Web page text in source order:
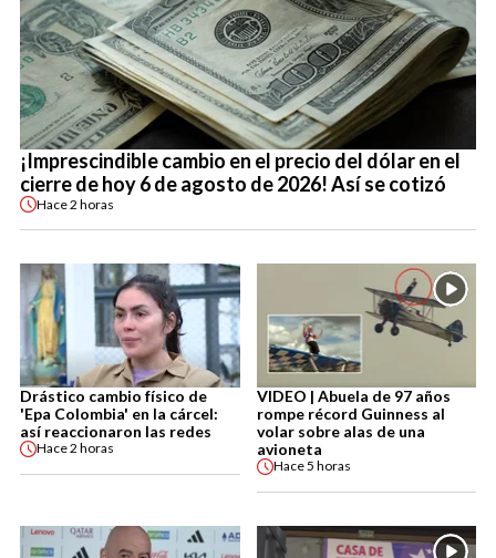
¡Imprescindible cambio en el precio del dólar en el
cierre de hoy 6 de agosto de 2026! Así se cotizó
Hace2 horas
Drástico cambio físico de
'Epa Colombia' en la cárcel:
así reaccionaron las redes
Hace2 horas
VIDEO | Abuela de 97 años
rompe récord Guinness al
volar sobre alas de una
avioneta
Hace5 horas